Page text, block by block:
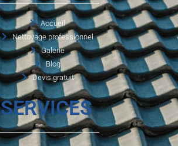
Accueil
Nettoyage professionnel
Galerie
Blog
Devis gratuit
SERVICES